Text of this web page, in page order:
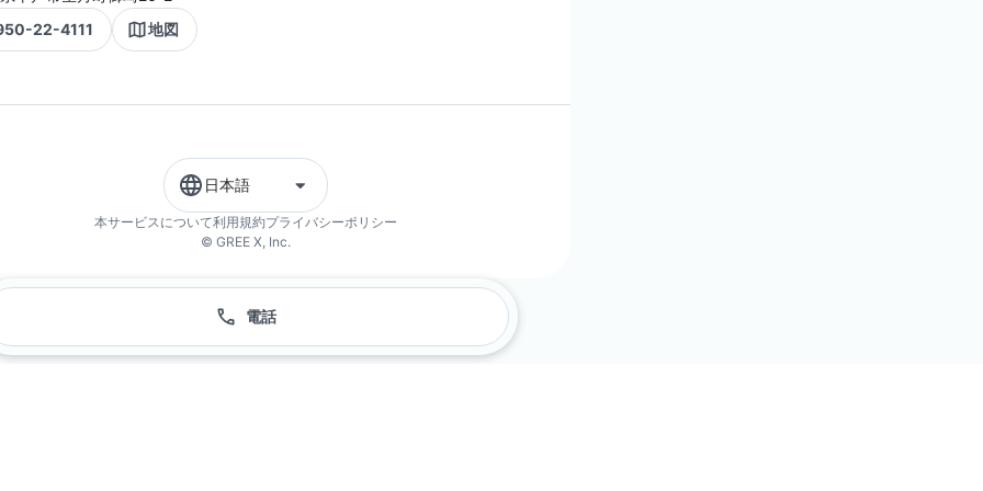
22-4111
地図
日本語
本サービスについて利用規約プライバシーポリシー
© GREE X, Inc.
電話